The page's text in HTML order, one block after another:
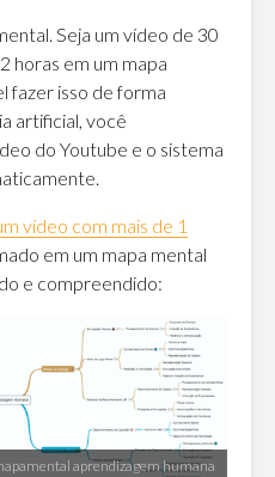
Seja um vídeo de 30
horas em um mapa
fazer isso de forma
artificial, você
do Youtube e o sistema
vídeo com mais de 1
em um mapa mental
e compreendido:
aprendizagem humana